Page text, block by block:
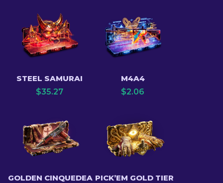
STEEL SAMURAI
$35.27
M4A4
$2.06
GOLDEN CINQUEDEA PICK’EM GOLD TIER